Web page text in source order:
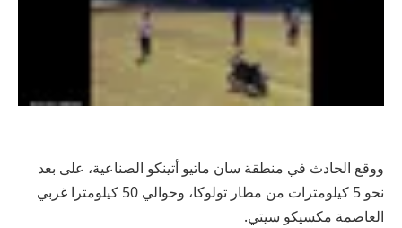
ووقع الحادث في منطقة سان ماتيو أتينكو الصناعية، على بعد
نحو 5 كيلومترات من مطار تولوكا، وحوالي 50 كيلومترا غربي
العاصمة مكسيكو سيتي.